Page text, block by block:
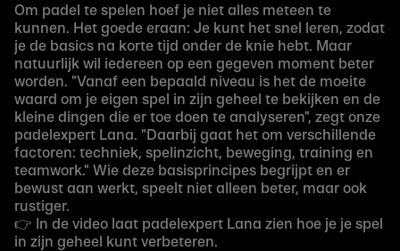
Om padel te spelen hoef je niet alles meteen te
kunnen. Het goede eraan: Je kunt het snel leren, zodat
je de basics na korte tijd onder de knie hebt. Maar
natuurlijk wil iedereen op een gegeven moment beter
worden. "Vanaf een bepaald niveau is het de moeite
waard om je eigen spel in zijn geheel te bekijken en de
kleine dingen die er toe doen te analyseren", zegt onze
padelexpert Lana. "Daarbij gaat het om verschillende
factoren: techniek, spelinzicht, beweging, training en
teamwork." Wie deze basisprincipes begrijpt en er
bewust aan werkt, speelt niet alleen beter, maar ook
rustiger.
👉 In de video laat padelexpert Lana zien hoe je je spel
in zijn geheel kunt verbeteren.